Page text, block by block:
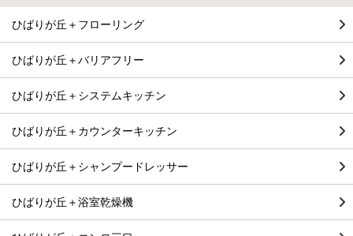
ひばりが丘＋フローリング
ひばりが丘＋バリアフリー
ひばりが丘＋システムキッチン
ひばりが丘＋カウンターキッチン
ひばりが丘＋シャンプードレッサー
ひばりが丘＋浴室乾燥機